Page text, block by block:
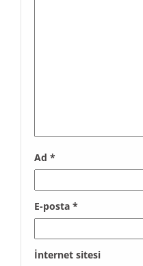
Ad *
E-posta *
İnternet sitesi